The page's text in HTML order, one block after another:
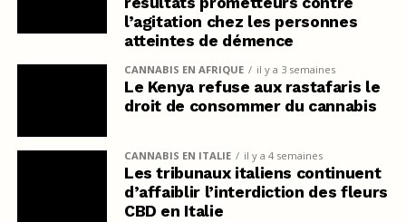
l’agitation chez les personnes
atteintes de démence
CANNABIS EN AFRIQUE il y a 3 semaines
Le Kenya refuse aux rastafaris le
droit de consommer du cannabis
CANNABIS EN ITALIE il y a 4 semaines
Les tribunaux italiens continuent
d’affaiblir l’interdiction des fleurs
CBD en Italie